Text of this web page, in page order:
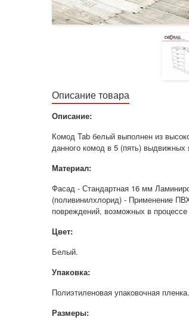
Описание товара
Описание:
Комод Tab белый выполнен из
данного комод в 5 (пять)
Материал:
Фасад - Стандартная 16 мм
(поливинилхлорид) - Применение
повреждений, возможных в процессе
Цвет:
Белый.
Упаковка:
Полиэтиленовая упаковочная пленка.
Размеры: